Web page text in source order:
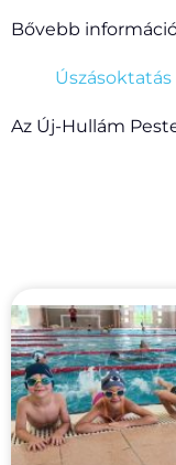
Bővebb
Úszásoktatás
Az Új-Hullám